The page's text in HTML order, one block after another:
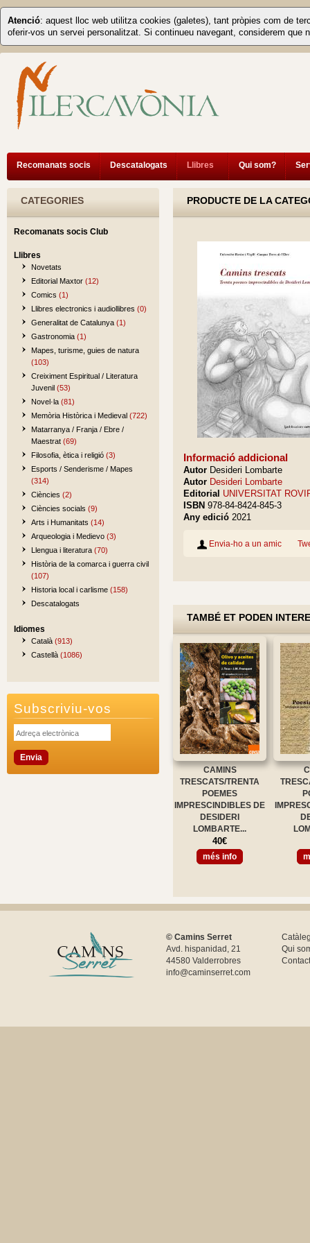
Atenció: aquest lloc web utilitza cookies (galetes), tant pròpies com de
oferir-vos un servei personalitzat. Si continueu navegant, considerem que
Recomanats socis Descatalogats Llibres Qui som?
CATEGORIES
Recomanats socis Club
Llibres
Novetats
Editorial Maxtor (12)
Comics (1)
Llibres electronics i audiollibres (0)
Generalitat de Catalunya (1)
Gastronomia (1)
Mapes, turisme, guies de natura
(103)
Creiximent Espiritual / Literatura
Juvenil (53)
Novel·la (81)
Memòria Històrica i Medieval (722)
Matarranya / Franja / Ebre /
Maestrat (69)
Filosofia, ètica i religió (3)
Esports / Senderisme / Mapes
(314)
Ciències (2)
Ciències socials (9)
Arts i Humanitats (14)
Arqueologia i Medievo (3)
Llengua i literatura (70)
Història de la comarca i guerra civil
(107)
Historia local i carlisme (158)
Descatalogats
Idiomes
Català (913)
Castellà (1086)
Subscriviu-vos
PRODUCTE DE LA
Informació addicional
Autor Desideri Lombarte
Autor Desideri Lombarte
Editorial UNIVERSITAT
ISBN 978-84-8424-845-3
Any edició 2021
Envia-ho a un amic
TAMBÉ ET PODEN
CAMINS
TRESCATS/TRENTA
POEMES
IMPRESCINDIBLES DE
DESIDERI
LOMBARTE...
40€
més info
© Camins Serret
Avd. hispanidad, 21
44580 Valderrobres
info@caminserret.com
Qui